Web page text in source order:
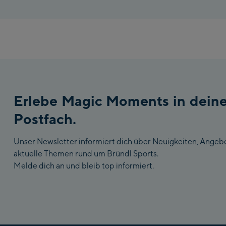
Erlebe Magic Moments in
Postfach.
Unser Newsletter informiert dich über Neuigkeiten,
aktuelle Themen rund um Bründl Sports.
Melde dich an und bleib top informiert.